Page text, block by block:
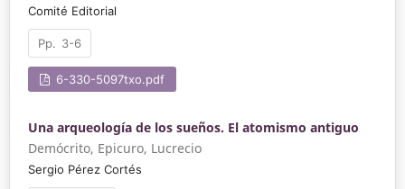
Comité Editorial
3-6
6-330-5097txo.pdf
Una arqueología de los sueños. El atomismo antiguo
Demócrito, Epicuro, Lucrecio
Sergio Pérez Cortés